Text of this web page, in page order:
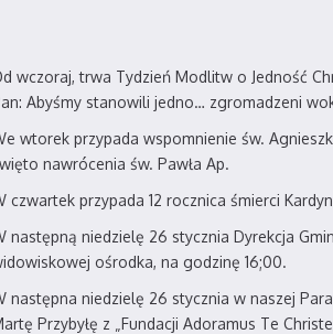
wczoraj, trwa Tydzień Modlitw o Jedność
Abyśmy stanowili jedno… zgromadzeni
wtorek przypada wspomnienie św.
nawrócenia św. Pawła Ap.
czwartek przypada 12 rocznica śmierci
następną niedzielę 26 stycznia Dyrekcja
ośrodka, na godzinę 16;00.
następna niedzielę 26 stycznia w naszej
Przybyłę z „Fundacji Adoramus Te